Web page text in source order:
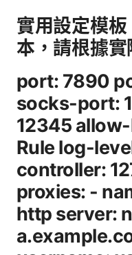
實用設定模
本，請根據實
port: 7890
socks-port:
12345
Rule log-
controller:
proxies: -
http server: